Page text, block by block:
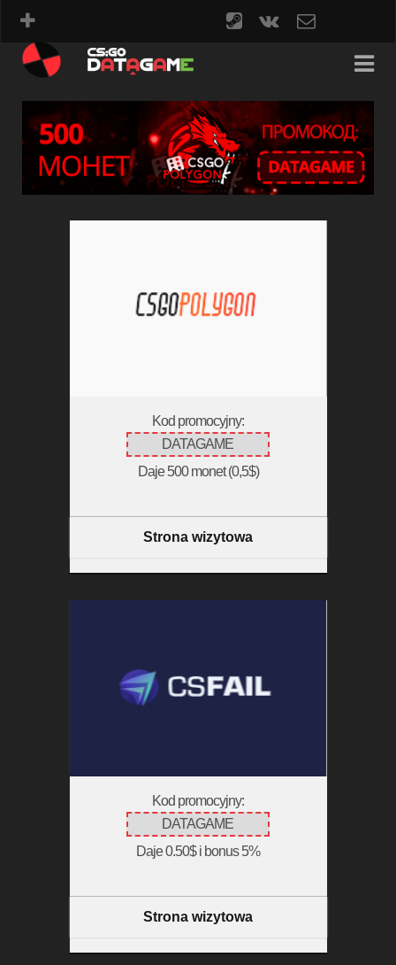
steamvk
contact
Kod promocyjny:
DATAGAME
Daje 500 monet (0,5$)
Strona wizytowa
Kod promocyjny:
DATAGAME
Daje 0.50$ i bonus 5%
Strona wizytowa